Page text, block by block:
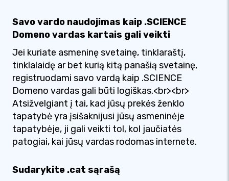
Savo vardo naudojimas kaip .SCIENCE
Domeno vardas kartais gali veikti
Jei kuriate asmeninę svetainę, tinklaraštį,
tinklalaidę ar bet kurią kitą panašią svetainę,
registruodami savo vardą kaip .SCIENCE
Domeno vardas gali būti logiškas.<br><br>
Atsižvelgiant į tai, kad jūsų prekės ženklo
tapatybė yra įsišaknijusi jūsų asmeninėje
tapatybėje, ji gali veikti tol, kol jaučiatės
patogiai, kai jūsų vardas rodomas internete.
Sudarykite .cat sąrašą